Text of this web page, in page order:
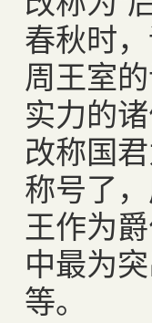
春秋时
周王室
实力的
改称国
称号了
王作为
中最为
等。